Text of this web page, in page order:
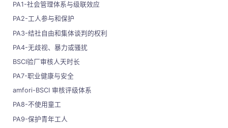
PA1-社会管理体系与级联效应
PA2-工人参与和保护
PA3-结社自由和集体谈判的权利
PA4-无歧视、暴力或骚扰
BSCI验厂审核人天时长
PA7-职业健康与安全
amfori-BSCI 审核评级体系
PA8-不使用童工
PA9-保护青年工人